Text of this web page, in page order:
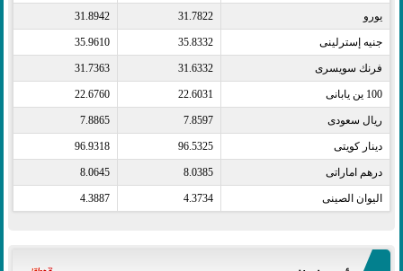
يورو​ 31.7822
31.8942
جنيه إسترلينى​ 35.8332
35.9610
فرنك سويسرى​ 31.6332
31.7363
100 ين يابانى​ 22.6031
22.6760
ريال سعودى​ 7.8597
7.8865
دينار كويتى​ 96.5325
96.9318
درهم اماراتى​ 8.0385
8.0645
اليوان الصينى​ 4.3734
4.3887